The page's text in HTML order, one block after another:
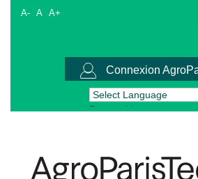
A- A A+
Connexion
Powered by